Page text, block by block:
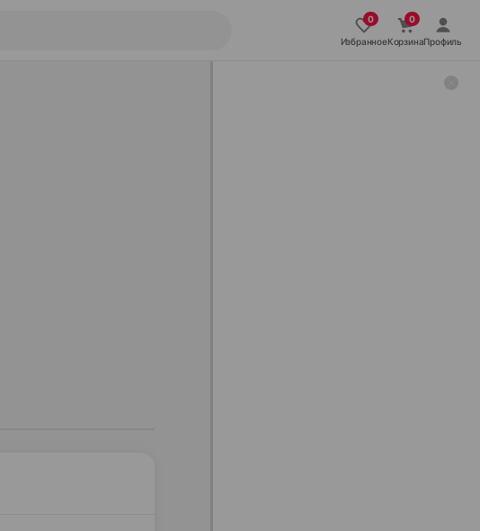
ИзбранноеКорзинаПрофиль